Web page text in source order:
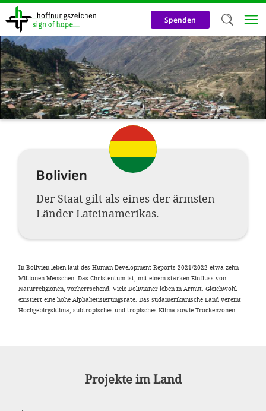
Direkt
zum
Inhalt
Spenden
Bolivien
Der Staat gilt als eines der ärmsten
Länder Lateinamerikas.
In Bolivien leben laut des Human Development Reports 2021/2022 etwa zehn
Millionen Menschen. Das Christentum ist, mit einem starken Einfluss von
Naturreligionen, vorherrschend. Viele Bolivianer leben in Armut. Gleichwohl
existiert eine hohe Alphabetisierungsrate. Das südamerikanische Land vereint
Hochgebirgsklima, subtropisches und tropisches Klima sowie Trockenzonen.
Projekte im Land
Herzlich
Wir
auf
Neben
Online-